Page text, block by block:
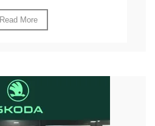
Read More